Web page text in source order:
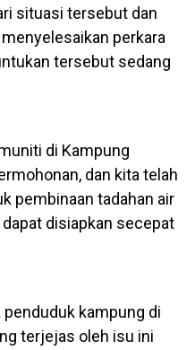
situasi tersebut dan
perkara
tersebut sedang
di Kampung
dan kita telah
pembinaan tadahan air
disiapkan secepat
penduduk kampung di
terjejas oleh isu ini